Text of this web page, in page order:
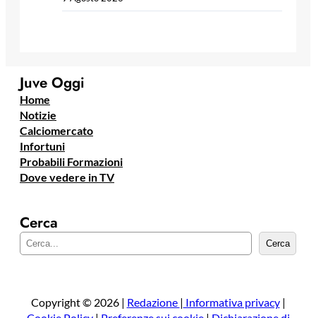
Juve Oggi
Home
Notizie
Calciomercato
Infortuni
Probabili Formazioni
Dove vedere in TV
Cerca
e
a
Cerca
Copyright © 2026 | Redazione | Informativa privacy|